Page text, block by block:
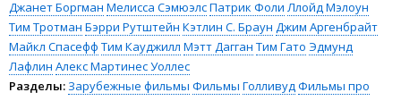
Джанет Боргман Мелисса СэмюэлсПатрик Фоли Ллойд Мэлоун
Тим Тротман Бэрри Рутштейн Кэтлин С. Браун Джим Аргенбрайт
Майкл Спасефф Тим Кауджилл Мэтт Дагган Тим Гато Эдмунд
Лафлин Алекс Мартинес Уоллес
Разделы: Зарубежные фильмы Фильмы ГолливудФильмы про